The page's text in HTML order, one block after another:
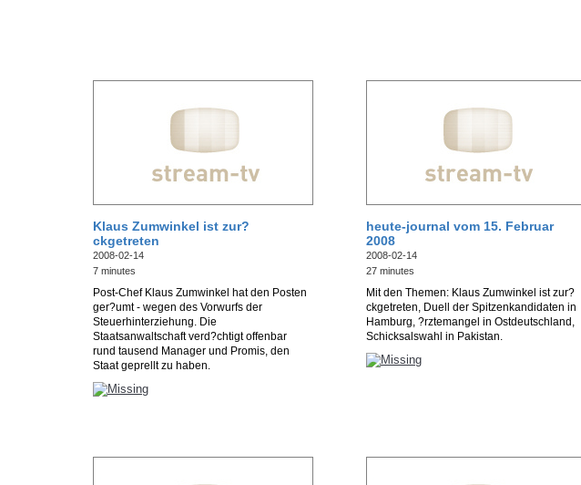
Klaus Zumwinkel ist zur?
ckgetreten
2008-02-14
7 minutes
Post-Chef Klaus Zumwinkel hat den Posten
ger?umt - wegen des Vorwurfs der
Steuerhinterziehung. Die
Staatsanwaltschaft verd?chtigt offenbar
rund tausend Manager und Promis, den
Staat geprellt zu haben.
heute-journal vom 15. Februar
2008
2008-02-14
27 minutes
Mit den Themen: Klaus Zumwinkel ist zur?
ckgetreten, Duell der Spitzenkandidaten in
Hamburg, ?rztemangel in Ostdeutschland,
Schicksalswahl in Pakistan.